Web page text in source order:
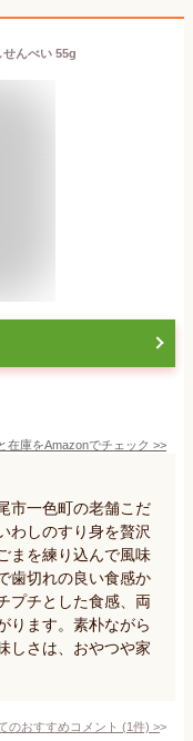
せんべい 55g
在庫をAmazonでチェック >>
市一色町の老舗こだ
わしのすり身を贅沢
まを練り込んで風味
歯切れの良い食感か
プチとした食感、両
ります。素朴ながら
しさは、おやつや家
のおすすめコメント (1件) >